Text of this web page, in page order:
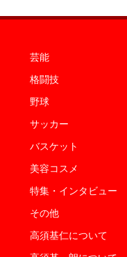
芸能
格闘技
野球
サッカー
バスケット
美容コスメ
特集・インタビュー
その他
高須基仁について